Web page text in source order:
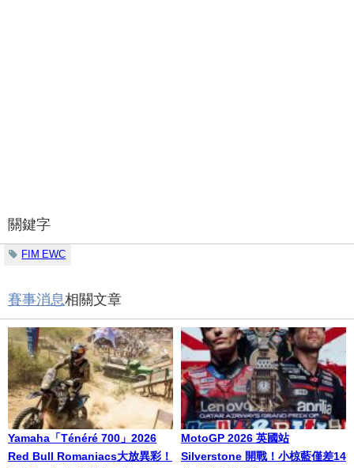
關鍵字
FIM EWC
賽事消息相關文章
Yamaha「Ténéré 700」2026
Red Bull Romaniacs大放異彩！
MotoGP 2026 英國站
Silverstone 開戰！小椋藍僅差14